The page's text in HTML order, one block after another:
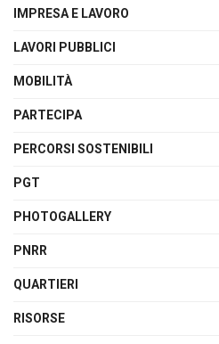
IMPRESA E LAVORO
LAVORI PUBBLICI
MOBILITÀ
PARTECIPA
PERCORSI SOSTENIBILI
PGT
PHOTOGALLERY
PNRR
QUARTIERI
RISORSE